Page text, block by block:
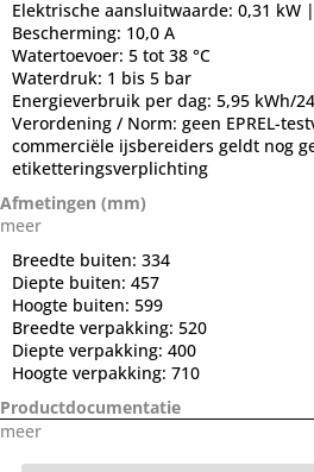
Elektrische aansluitwaarde: 0,31 kW
Bescherming: 10,0 A
Watertoevoer: 5 tot 38 °C
Waterdruk: 1 bis 5 bar
Energieverbruik per dag: 5,95 kWh/
Verordening / Norm: geen EPREL-
commerciële ijsbereiders geldt nog
etiketteringsverplichting
Afmetingen (mm)
meer
Breedte buiten: 334
Diepte buiten: 457
Hoogte buiten: 599
Breedte verpakking: 520
Diepte verpakking: 400
Hoogte verpakking: 710
Productdocumentatie
meer